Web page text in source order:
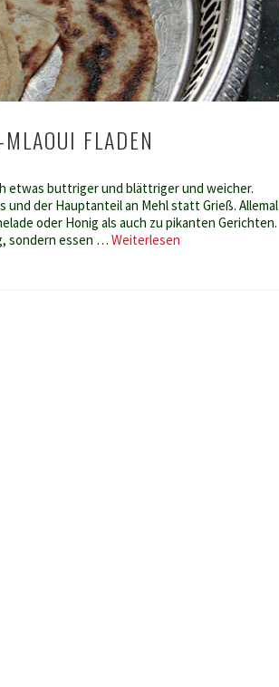
FLADEN
etwas buttriger und blättriger und weicher.
der Hauptanteil an Mehl statt Grieß. Allemal
oder Honig als auch zu pikanten Gerichten.
sondern essen … Weiterlesen